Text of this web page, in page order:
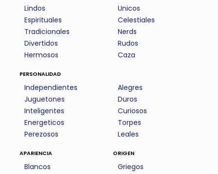
Lindos
Espirituales
Tradicionales
Divertidos
Hermosos
Unicos
Celestiales
Nerds
Rudos
Caza
personalidad
Independientes
Juguetones
Inteligentes
Energeticos
Perezosos
Alegres
Duros
Curiosos
Torpes
Leales
apariencia
Blancos
origen
Griegos